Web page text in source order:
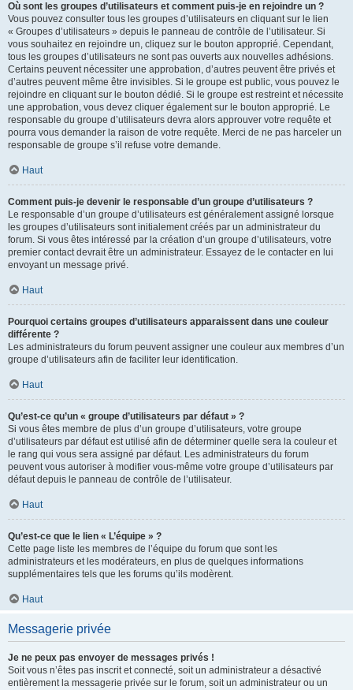
Où sont les groupes d’utilisateurs et comment puis-je en rejoindre un ?
Vous pouvez consulter tous les groupes d’utilisateurs en cliquant sur le lien
« Groupes d’utilisateurs » depuis le panneau de contrôle de l’utilisateur. Si
vous souhaitez en rejoindre un, cliquez sur le bouton approprié. Cependant,
tous les groupes d’utilisateurs ne sont pas ouverts aux nouvelles adhésions.
Certains peuvent nécessiter une approbation, d’autres peuvent être privés et
d’autres peuvent même être invisibles. Si le groupe est public, vous pouvez le
rejoindre en cliquant sur le bouton dédié. Si le groupe est restreint et nécessite
une approbation, vous devez cliquer également sur le bouton approprié. Le
responsable du groupe d’utilisateurs devra alors approuver votre requête et
pourra vous demander la raison de votre requête. Merci de ne pas harceler un
responsable de groupe s’il refuse votre demande.
Haut
Comment puis-je devenir le responsable d’un groupe d’utilisateurs ?
Le responsable d’un groupe d’utilisateurs est généralement assigné lorsque
les groupes d’utilisateurs sont initialement créés par un administrateur du
forum. Si vous êtes intéressé par la création d’un groupe d’utilisateurs, votre
premier contact devrait être un administrateur. Essayez de le contacter en lui
envoyant un message privé.
Haut
Pourquoi certains groupes d’utilisateurs apparaissent dans une couleur
différente ?
Les administrateurs du forum peuvent assigner une couleur aux membres d’un
groupe d’utilisateurs afin de faciliter leur identification.
Haut
Qu’est-ce qu’un « groupe d’utilisateurs par défaut » ?
Si vous êtes membre de plus d’un groupe d’utilisateurs, votre groupe
d’utilisateurs par défaut est utilisé afin de déterminer quelle sera la couleur et
le rang qui vous sera assigné par défaut. Les administrateurs du forum
peuvent vous autoriser à modifier vous-même votre groupe d’utilisateurs par
défaut depuis le panneau de contrôle de l’utilisateur.
Haut
Qu’est-ce que le lien « L’équipe » ?
Cette page liste les membres de l’équipe du forum que sont les
administrateurs et les modérateurs, en plus de quelques informations
supplémentaires tels que les forums qu’ils modèrent.
Haut
Messagerie privée
Je ne peux pas envoyer de messages privés !
Soit vous n’êtes pas inscrit et connecté, soit un administrateur a désactivé
entièrement la messagerie privée sur le forum, soit un administrateur ou un